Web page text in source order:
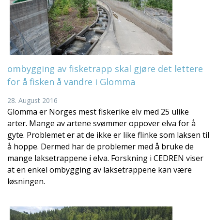
ombygging av fisketrapp skal gjøre det lettere
for å fisken å vandre i Glomma
28. August 2016
Glomma er Norges mest fiskerike elv med 25 ulike
arter. Mange av artene svømmer oppover elva for å
gyte. Problemet er at de ikke er like flinke som laksen til
å hoppe. Dermed har de problemer med å bruke de
mange laksetrappene i elva. Forskning i CEDREN viser
at en enkel ombygging av laksetrappene kan være
løsningen.